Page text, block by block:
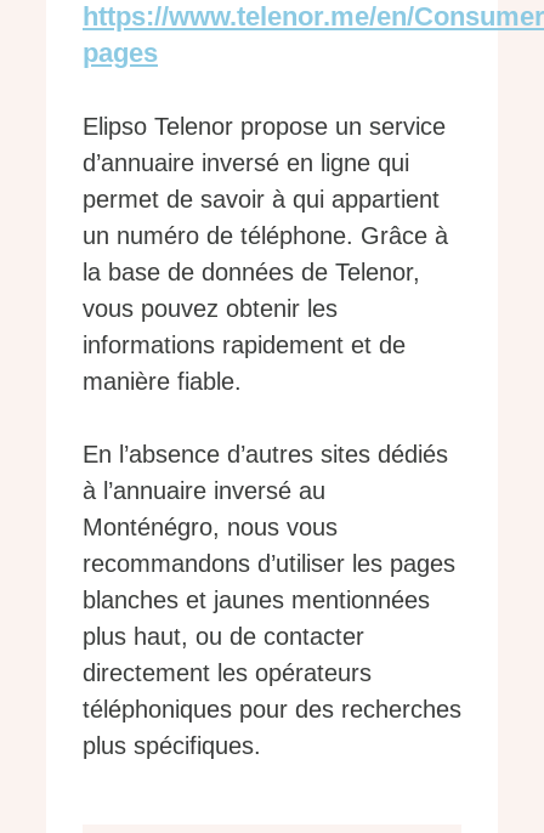
https://www.telenor.me/en/
pages
Elipso Telenor propose un service
d’annuaire inversé en ligne qui
permet de savoir à qui appartient
un numéro de téléphone. Grâce à
la base de données de Telenor,
vous pouvez obtenir les
informations rapidement et de
manière fiable.
En l’absence d’autres sites dédiés
à l’annuaire inversé au
Monténégro, nous vous
recommandons d’utiliser les pages
blanches et jaunes mentionnées
plus haut, ou de contacter
directement les opérateurs
téléphoniques pour des recherches
plus spécifiques.